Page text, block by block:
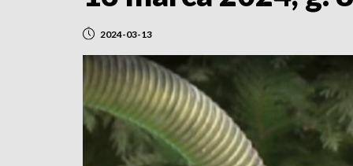
2024-03-13